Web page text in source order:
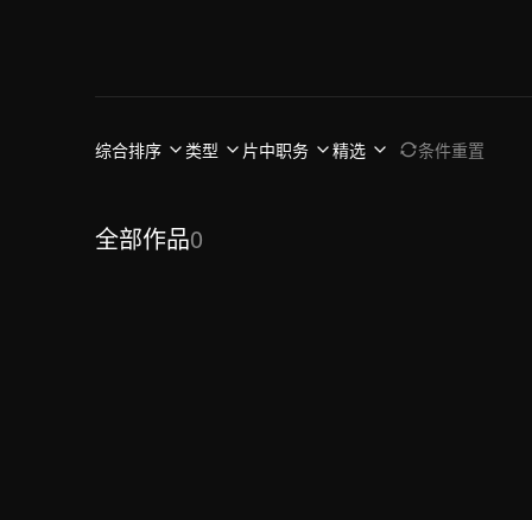
综合排序 类型 片中职务 精选 条件重置
全部作品0